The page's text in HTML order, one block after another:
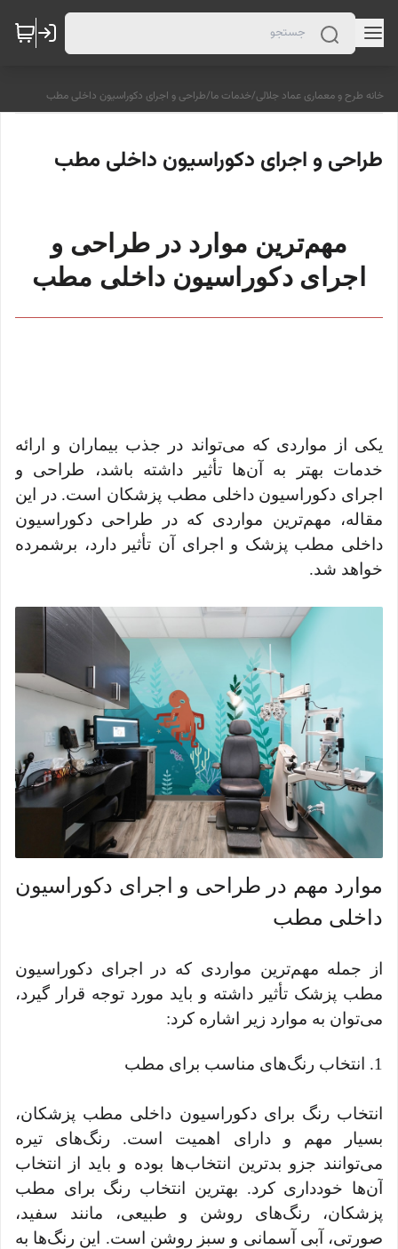
خانه طرح و معماری عماد جلالی/خدمات ما/طراحی و اجرای دکوراسیون داخلی مطب
طراحی و اجرای دکوراسیون داخلی مطب
مهم‌ترین موارد در طراحی و
اجرای دکوراسیون داخلی مطب
یکی از مواردی که می‌تواند در جذب بیماران و ارائه
خدمات بهتر به آن‌ها تأثیر داشته باشد، طراحی و
اجرای دکوراسیون داخلی مطب پزشکان است. در این
مقاله، مهم‌ترین مواردی که در طراحی دکوراسیون
داخلی مطب پزشک و اجرای آن تأثیر دارد، برشمرده
خواهد شد.
موارد مهم در طراحی و اجرای دکوراسیون
داخلی مطب
از جمله مهم‌ترین مواردی که در اجرای دکوراسیون
مطب پزشک تأثیر داشته و باید مورد توجه قرار گیرد،
می‌توان به موارد زیر اشاره کرد:
1. انتخاب رنگ‌های مناسب برای مطب
انتخاب رنگ برای دکوراسیون داخلی مطب پزشکان،
بسیار مهم و دارای اهمیت است. رنگ‌های تیره
می‌توانند جزو بدترین انتخاب‌ها بوده و باید از انتخاب
آن‌ها خودداری کرد. بهترین انتخاب رنگ برای مطب
پزشکان، رنگ‌های روشن و طبیعی، مانند سفید،
صورتی، آبی آسمانی و سبز روشن است. این رنگ‌ها به